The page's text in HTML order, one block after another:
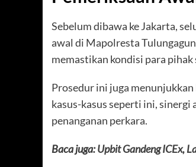
Sebelum dibawa ke Jakarta,
awal di Mapolresta
memastikan kondisi para
Prosedur ini juga
kasus-kasus seperti ini,
penanganan perkara.
Baca juga:Upbit Gandeng ICEx,